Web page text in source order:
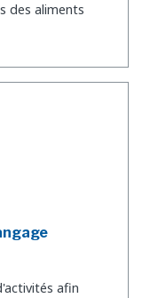
des aliments
afin